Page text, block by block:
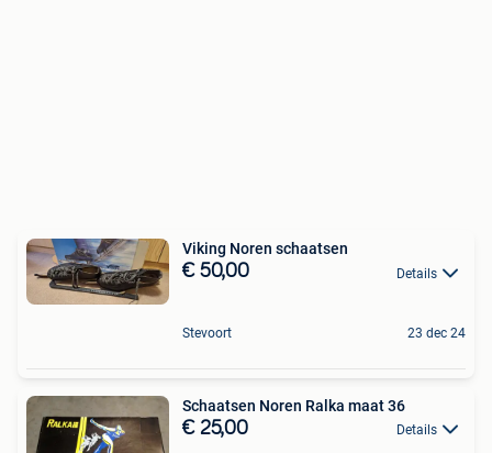
Viking Noren schaatsen
€ 50,00 Details
Stevoort 23 dec 24
Schaatsen Noren Ralka maat 36
€ 25,00 Details